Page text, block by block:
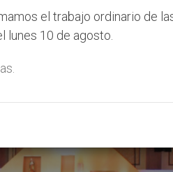
Nacional
el trabajo ordinario de
lunes 10 de agosto.